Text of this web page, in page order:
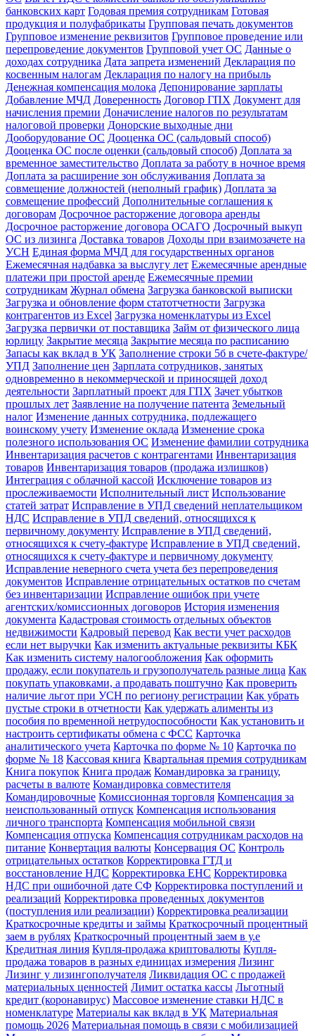
банковских карт Годовая премия сотрудникам Готовая
продукция и полуфабрикаты Групповая печать документов
Групповое изменение реквизитов Групповое проведение или
перепроведение документов Групповой учет ОС Данные о
доходах сотрудника Дата запрета изменений Декларация по
косвенным налогам Декларация по налогу на прибыль
Денежная компенсация молока Депонирование зарплаты
Добавление МЧД Доверенность Договор ГПХ Документ для
начисления премии Доначисление налогов по результатам
налоговой проверки Донорские выходные дни
Дооборудование ОС Дооценка ОС (сальдовый способ)
Дооценка ОС после оценки (сальдовый способ) Доплата за
временное заместительство Доплата за работу в ночное время
Доплата за расширение зон обслуживания Доплата за
совмещение должностей (неполный график) Доплата за
совмещение профессий Дополнительные соглашения к
договорам Досрочное расторжение договора аренды
Досрочное расторжение договора ОСАГО Досрочный выкуп
ОС из лизинга Доставка товаров Доходы при взаимозачете на
УСН Единая форма МЧД для государственных органов
Ежемесячная надбавка за выслугу лет Ежемесячные арендные
платежи при простой аренде Ежемесячные премии
сотрудникам Журнал обмена Загрузка банковской выписки
Загрузка и обновление форм статотчетности Загрузка
контрагентов из Excel Загрузка номенклатуры из Excel
Загрузка первички от поставщика Займ от физического лица
юрлицу Закрытие месяца Закрытие месяца по расписанию
Запасы как вклад в УК Заполнение строки 5б в счете-фактуре/
УПД Заполнение цен Зарплата сотрудников, занятых
одновременно в некоммерческой и приносящей доход
деятельности Зарплатный проект для ГПХ Зачет убытков
прошлых лет Заявление на получение патента Земельный
налог Изменение данных сотрудника, подлежащего
воинскому учету Изменение оклада Изменение срока
полезного использования ОС Изменение фамилии сотрудника
Инвентаризация расчетов с контрагентами Инвентаризация
товаров Инвентаризация товаров (продажа излишков)
Интеграция с облачной кассой Исключение товаров из
прослеживаемости Исполнительный лист Использование
статей затрат Исправление в УПД сведений неплательщиком
НДС Исправление в УПД сведений, относящихся к
первичному документу Исправление в УПД сведений,
относящихся к счету-фактуре Исправление в УПД сведений,
относящихся к счету-фактуре и первичному документу
Исправление неверного счета учета без перепроведения
документов Исправление отрицательных остатков по счетам
без инвентаризации Исправление ошибок при учете
агентских/комиссионных договоров История изменения
документа Кадастровая стоимость отдельных объектов
недвижимости Кадровый перевод Как вести учет расходов
если нет выручки Как изменить актуальные реквизиты КБК
Как изменить систему налогообложения Как оформить
продажу, если покупатель и грузополучатель разные лица Как
покупать упаковками, а продавать поштучно Как проверить
наличие льгот при УСН по региону регистрации Как убрать
пустые строки в отчетности Как удержать алименты из
пособия по временной нетрудоспособности Как установить и
настроить сертификаты обмена с ФСС Карточка
аналитического учета Карточка по форме № 10 Карточка по
форме № 18 Кассовая книга Квартальная премия сотрудникам
Книга покупок Книга продаж Командировка за границу,
расчеты в валюте Командировка совместителя
Командировочные Комиссионная торговля Компенсация за
неиспользованный отпуск Компенсация использования
личного транспорта Компенсация мобильной связи
Компенсация отпуска Компенсация сотрудникам расходов на
питание Конвертация валюты Консервация ОС Контроль
отрицательных остатков Корректировка ГТД и
восстановление НДС Корректировка ЕНС Корректировка
НДС при ошибочной дате СФ Корректировка поступлений и
реализаций Корректировка проведенных документов
(поступления или реализации) Корректировка реализации
Краткосрочные кредиты и займы Краткосрочный процентный
заем в рублях Краткосрочный процентный заем в у.е
Кредитная линия Купля-продажа криптовалюты Купля-
продажа товаров в разных единицах измерения Лизинг
Лизинг у лизингополучателя Ликвидация ОС с продажей
материальных ценностей Лимит остатка кассы Льготный
кредит (коронавирус) Массовое изменение ставки НДС в
номенклатуре Материалы как вклад в УК Материальная
помощь 2026 Материальная помощь в связи с мобилизацией